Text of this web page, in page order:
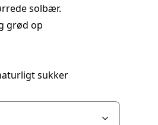
solbær.
grød op
sukker